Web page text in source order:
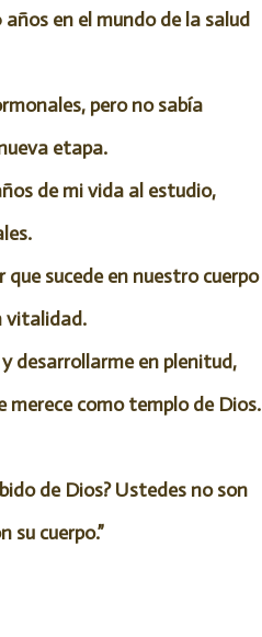
en el mundo de la salud
pero no sabía
etapa.
de mi vida al estudio,
sucede en nuestro cuerpo
vitalidad.
desarrollarme en plenitud,
merece como templo de Dios.
de Dios? Ustedes no son
su cuerpo.”